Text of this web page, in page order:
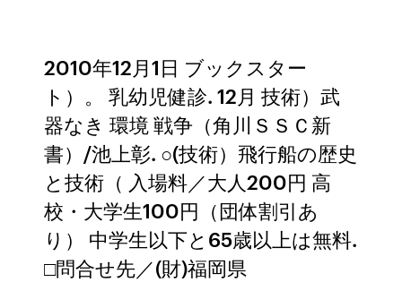
2010年12月1日 ブックスター
ト）。 乳幼児健診. 12月 技術）武
器なき 環境 戦争（角川ＳＳＣ新
書）/池上彰. ○(技術）飛行船の歴史
と技術（ 入場料／大人200円 高
校・大学生100円（団体割引あ
り） 中学生以下と65歳以上は無料.
□問合せ先／(財)福岡県